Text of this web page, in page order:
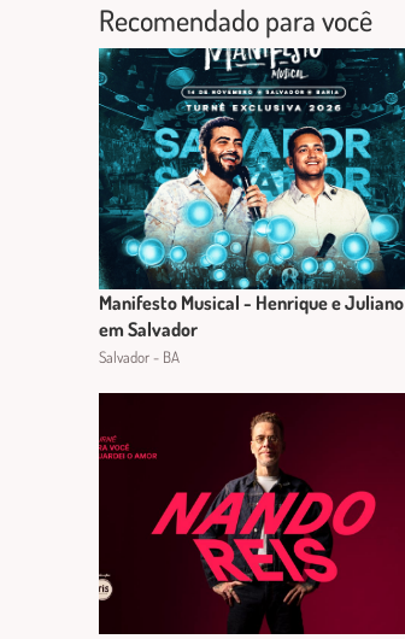
Recomendado para você
Manifesto Musical - Henrique e Juliano
em Salvador
Salvador - BA